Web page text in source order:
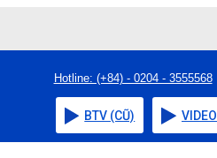
Hotline: (+84) - 0204 - 3555568
BTV (CŨ) VIDEO